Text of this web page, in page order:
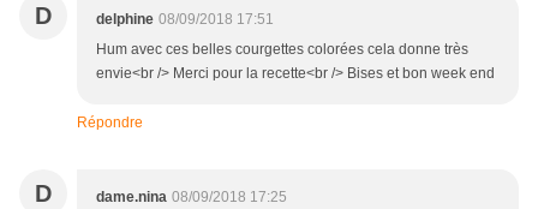
D delphine 08/09/2018 17:51
Hum avec ces belles courgettes colorées cela donne très
envie<br /> Merci pour la recette<br /> Bises et bon week end
Répondre
D dame.nina 08/09/2018 17:25